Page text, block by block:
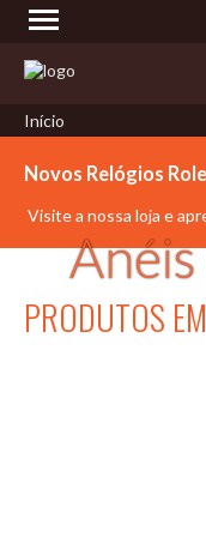
Início
Novos Relógios
Visite a nossa loja e
PRODUTOS